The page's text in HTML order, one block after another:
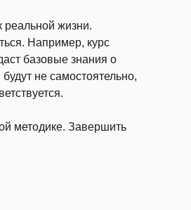
жизни.
Например, курс
базовые знания о
не самостоятельно,
методике. Завершить